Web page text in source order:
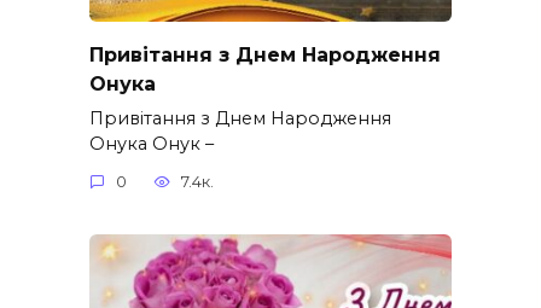
Привітання з Днем Народження
Онука
Привітання з Днем Народження
Онука Онук –
0 7.4к.